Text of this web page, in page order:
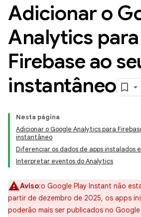
Adicionar o
Analytics para
Firebase ao
instantâneo
Nesta página
Adicionar o Google Analytics para
instantâneo
Diferenciar os dados de apps instalados
Interpretar eventos do Analytics
Aviso:o Google Play Instant não
partir de dezembro de 2025, os apps
poderão mais ser publicados no